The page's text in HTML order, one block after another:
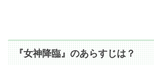
『女神降臨』のあらすじは？